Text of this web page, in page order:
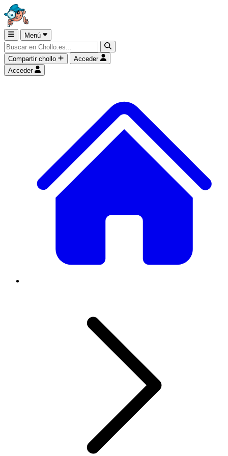
Menú
Compartir chollo
Acceder
Acceder